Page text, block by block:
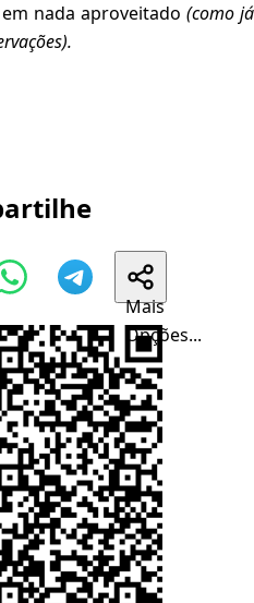
nada aproveitado (como já
Mais
Opções...